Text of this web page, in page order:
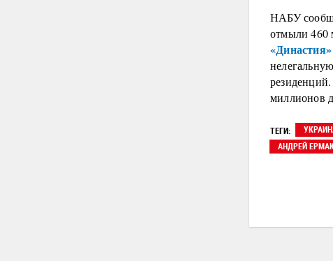
НАБУ
отмыли 460
«Династия»
миллионов
ТЕГИ:
АНДРЕЙ